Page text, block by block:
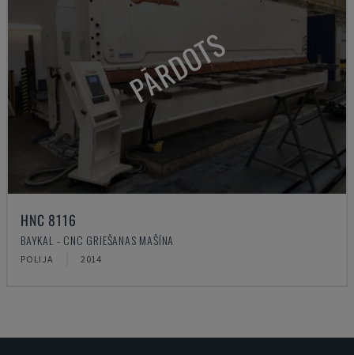
PĀRDOTS
HNC 8116
BAYKAL - CNC GRIEŠANAS MAŠĪNA
POLIJA 2014